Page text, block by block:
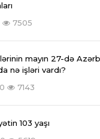
7505
mayın 27-də
nə işləri vardı?
7143
103 yaşı